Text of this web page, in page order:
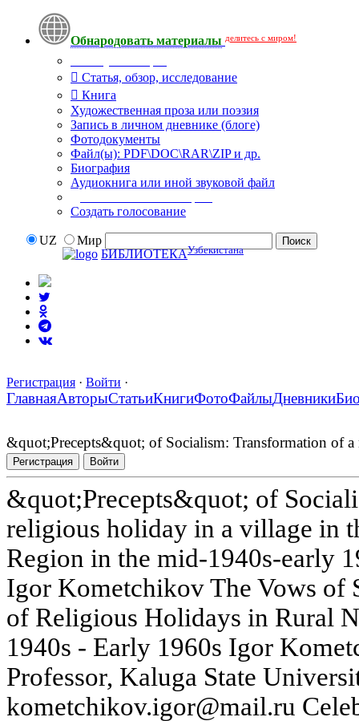
Обнародовать материалы делитесь с миром!
Статья, обзор, исследование
Книга
Художественная проза или поэзия
Запись в личном дневнике (блоге)
Фотодокументы
Файл(ы): PDF\DOC\RAR\ZIP и др.
Биография
Аудиокнига или иной звуковой файл
Создать голосование
UZ
Мир
БИБЛИОТЕКАУзбекистана
Регистрация · Войти ·
ГлавнаяАвторыСтатьиКнигиФотоФайлыДневники
&quot;Precepts&quot; of Socialism: Transformation of
Регистрация Войти
&quot;Precepts&quot; of
religious holiday in a village in
Region in the mid-1940s-early
Igor Kometchikov The Vows of
of Religious Holidays in Rural
1940s - Early 1960s Igor
Professor, Kaluga State
kometchikov.igor@mail.ru